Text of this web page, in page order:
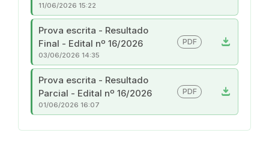
11/06/2026 15:22
Prova escrita - Resultado
Final - Edital nº 16/2026
download
PDF
03/06/2026 14:35
Prova escrita - Resultado
Parcial - Edital nº 16/2026
download
PDF
01/06/2026 16:07